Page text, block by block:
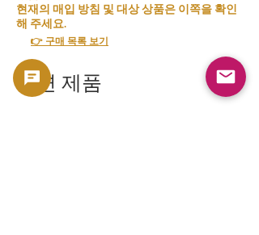
현재의 매입 방침 및 대상 상품은 이쪽을 확인
해 주세요.
👉 구매 목록 보기
관련 제품